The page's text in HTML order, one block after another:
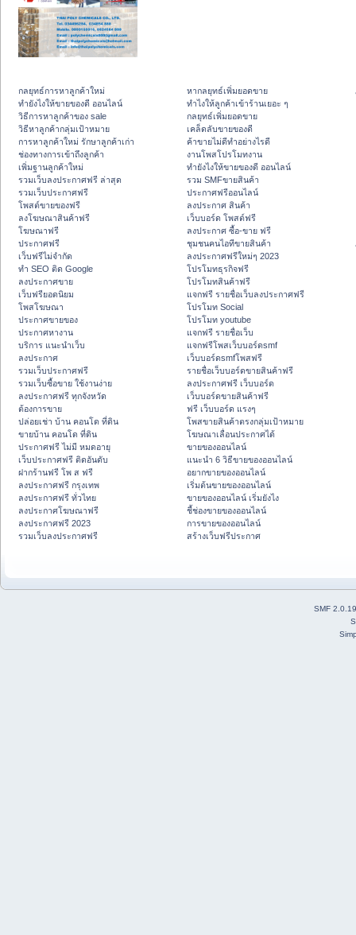
กลยุทธ์การหาลูกค้าใหม่
ทํายังไงให้ขายของดี ออนไลน์
วิธีการหาลูกค้าของ sale
วิธีหาลูกค้ากลุ่มเป้าหมาย
การหาลูกค้าใหม่ รักษาลูกค้าเก่า
ช่องทางการเข้าถึงลูกค้า
เพิ่มฐานลูกค้าใหม่
รวมเว็บลงประกาศฟรี ล่าสุด
รวมเว็บประกาศฟรี
โพสต์ขายของฟรี
ลงโฆษณาสินค้าฟรี
โฆษณาฟรี
ประกาศฟรี
เว็บฟรีไม่จำกัด
ทำ SEO ติด Google
ลงประกาศขาย
เว็บฟรียอดนิยม
โพสโฆษณา
ประกาศขายของ
ประกาศหางาน
บริการ แนะนำเว็บ
ลงประกาศ
รวมเว็บประกาศฟรี
รวมเว็บซื้อขาย ใช้งานง่าย
ลงประกาศฟรี ทุกจังหวัด
ต้องการขาย
ปล่อยเช่า บ้าน คอนโด ที่ดิน
ขายบ้าน คอนโด ที่ดิน
ประกาศฟรี ไม่มี หมดอายุ
เว็บประกาศฟรี ติดอันดับ
ฝากร้านฟรี โพ ส ฟรี
ลงประกาศฟรี กรุงเทพ
ลงประกาศฟรี ทั่วไทย
ลงประกาศโฆษณาฟรี
ลงประกาศฟรี 2023
รวมเว็บลงประกาศฟรี
หากลยุทธ์เพิ่มยอดขาย
ทําไงให้ลูกค้าเข้าร้านเยอะ ๆ
กลยุทธ์เพิ่มยอดขาย
เคล็ดลับขายของดี
ค้าขายไม่ดีทำอย่างไรดี
งานโพสโปรโมทงาน
ทํายังไงให้ขายของดี ออนไลน์
รวม SMFขายสินค้า
ประกาศฟรีออนไลน์
ลงประกาศ สินค้า
เว็บบอร์ด โพสต์ฟรี
ลงประกาศ ซื้อ-ขาย ฟรี
ชุมชนคนไอทีขายสินค้า
ลงประกาศฟรีใหม่ๆ 2023
โปรโมทธุรกิจฟรี
โปรโมทสินค้าฟรี
แจกฟรี รายชื่อเว็บลงประกาศฟรี
โปรโมท Social
โปรโมท youtube
แจกฟรี รายชื่อเว็บ
แจกฟรีโพสเว็บบอร์ดsmf
เว็บบอร์ดsmfโพสฟรี
รายชื่อเว็บบอร์ดขายสินค้าฟรี
ลงประกาศฟรี เว็บบอร์ด
เว็บบอร์ดขายสินค้าฟรี
ฟรี เว็บบอร์ด แรงๆ
โพสขายสินค้าตรงกลุ่มเป้าหมาย
โฆษณาเลื่อนประกาศได้
ขายของออนไลน์
แนะนำ 6 วิธีขายของออนไลน์
อยากขายของออนไลน์
เริ่มต้นขายของออนไลน์
ขายของออนไลน์ เริ่มยังไง
ชี้ช่องขายของออนไลน์
การขายของออนไลน์
สร้างเว็บฟรีประกาศ
SMF 2.0.19